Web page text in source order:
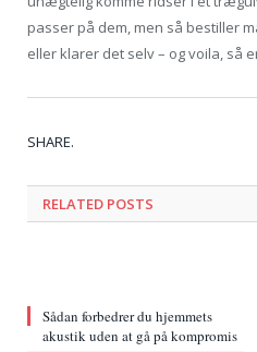
passer på dem, men så bestiller
eller klarer det selv – og voila, så
SHARE.
RELATED POSTS
Sådan forbedrer du hjemmets
akustik uden at gå på kompromis